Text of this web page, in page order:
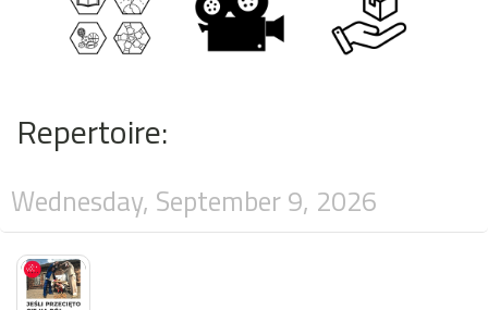
Repertoire:
Wednesday, September 9, 2026